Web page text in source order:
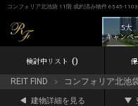
コンフォリア北池袋 11階 成約済み物件 6545-1103
5大
キャンペ
検討中リスト 0
REIT FIND コンフォリア北池
建物詳細を見る